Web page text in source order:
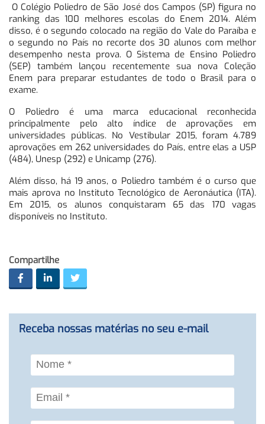
O Colégio Poliedro de São José dos Campos (SP) figura no
ranking das 100 melhores escolas do Enem 2014. Além
disso, é o segundo colocado na região do Vale do Paraíba e
o segundo no País no recorte dos 30 alunos com melhor
desempenho nesta prova. O Sistema de Ensino Poliedro
(SEP) também lançou recentemente sua nova Coleção
Enem para preparar estudantes de todo o Brasil para o
exame.
O Poliedro é uma marca educacional reconhecida
principalmente pelo alto índice de aprovações em
universidades públicas. No Vestibular 2015, foram 4.789
aprovações em 262 universidades do País, entre elas a USP
(484), Unesp (292) e Unicamp (276).
Além disso, há 19 anos, o Poliedro também é o curso que
mais aprova no Instituto Tecnológico de Aeronáutica (ITA).
Em 2015, os alunos conquistaram 65 das 170 vagas
disponíveis no Instituto.
Compartilhe
Receba nossas matérias no seu e-mail